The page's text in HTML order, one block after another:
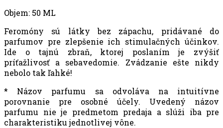
Objem: 50 ML
Feromóny sú látky bez zápachu, pridávané do
parfumov pre zlepšenie ich stimulačných účinkov.
Ide o tajnú zbraň, ktorej poslaním je zvýšiť
príťažlivosť a sebavedomie. Zvádzanie ešte nikdy
nebolo tak ľahké!
* Názov parfumu sa odvoláva na intuitívne
porovnanie pre osobné účely. Uvedený názov
parfumu nie je predmetom predaja a slúži iba pre
charakteristiku jednotlivej vône.